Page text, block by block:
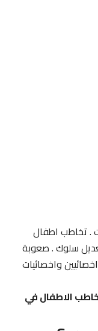
اطفال
سلوك . صعوبة
واخصائيات
الاطفال في